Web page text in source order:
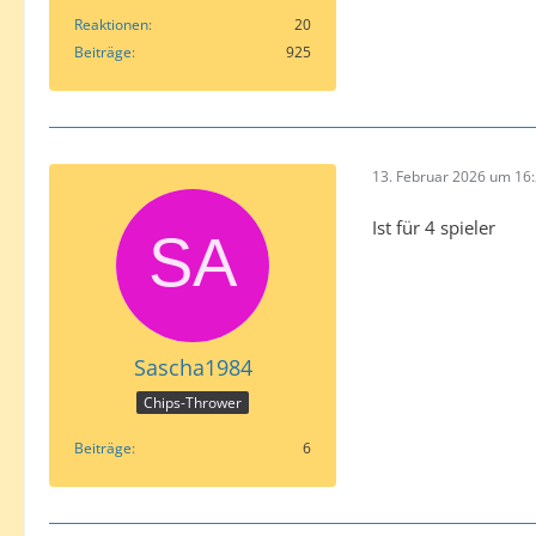
Reaktionen
20
Beiträge
925
Sascha1984
Chips-Thrower
Beiträge 6
13. Februar 2026 um
Ist für 4 spieler